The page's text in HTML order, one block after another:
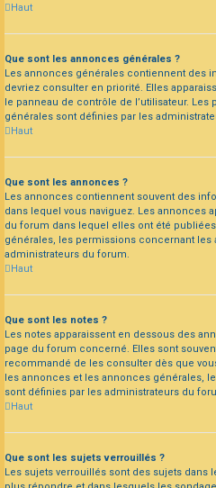
Haut
Que sont les annonces générales ?
Les annonces générales contiennent des
devriez consulter en priorité. Elles
le panneau de contrôle de l’utilisateur.
générales sont définies par les
Haut
Que sont les annonces ?
Les annonces contiennent souvent des
dans lequel vous naviguez. Les annonces
du forum dans lequel elles ont été
générales, les permissions concernant les
administrateurs du forum.
Haut
Que sont les notes ?
Les notes apparaissent en dessous des
page du forum concerné. Elles sont
recommandé de les consulter dès que
les annonces et les annonces générales,
sont définies par les administrateurs du
Haut
Que sont les sujets verrouillés ?
Les sujets verrouillés sont des sujets dans